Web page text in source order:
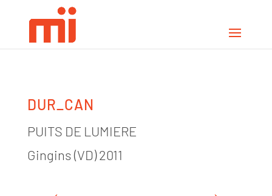
DUR_CAN
PUITS DE LUMIERE
Gingins (VD) 2011